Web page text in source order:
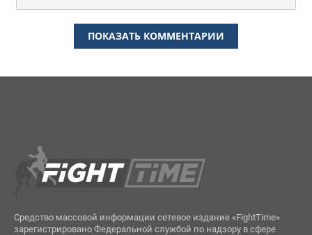
ПОКАЗАТЬ КОММЕНТАРИИ
Средство массовой информации сетевое издание «FightTime»
зарегистрировано Федеральной службой по надзору в сфере